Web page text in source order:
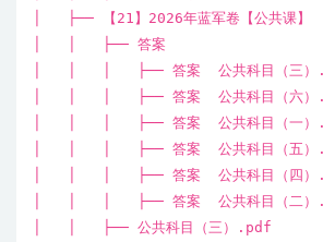
│ ├── 【21】2026年蓝军卷【公共课】
│ │ ├── 答案
│ │ │ ├── 答案 公共科目（三）
│ │ │ ├── 答案 公共科目（六）
│ │ │ ├── 答案 公共科目（一）
│ │ │ ├── 答案 公共科目（五）
│ │ │ ├── 答案 公共科目（四）
│ │ │ ├── 答案 公共科目（二）
│ │ ├── 公共科目（三）.pdf